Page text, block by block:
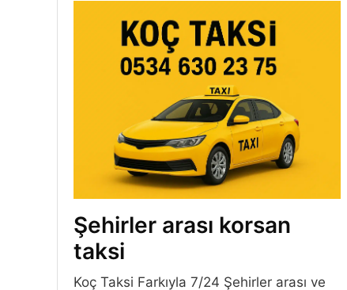
Şehirler arası korsan
taksi
Koç Taksi Farkıyla 7/24 Şehirler arası ve